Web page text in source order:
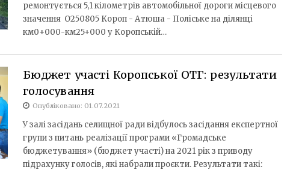
ремонтується 5,1 кілометрів автомобільної дороги місцевого
значення О250805 Короп - Атюша - Поліське на ділянці
км0+000-км25+000 у Коропській…
Бюджет участі Коропської ОТГ: результати
голосування
Опубліковано: 01.07.2021
У залі засідань селищної ради відбулось засідання експертної
групи з питань реалізації програми «Громадське
бюджетування» (бюджет участі) на 2021 рік з приводу
підрахунку голосів, які набрали проєкти. Результати такі: